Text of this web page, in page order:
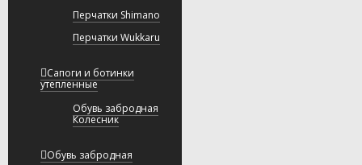
Перчатки Shimano
Перчатки Wukkaru
Сапоги и ботинки
утепленные
Обувь забродная
Колесник
Обувь забродная